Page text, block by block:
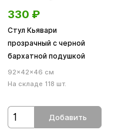
330 ₽
Стул Кьявари
прозрачный с черной
бархатной подушкой
92×42×46 см
На складе 118 шт.
Добавить